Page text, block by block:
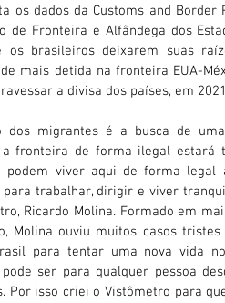
os dados da Customs and
de Fronteira e Alfândega dos
os brasileiros deixarem suas
mais detida na fronteira EUA-
a divisa dos países, em
dos migrantes é a busca de
a fronteira de forma ilegal estará
podem viver aqui de forma
para trabalhar, dirigir e viver
Ricardo Molina. Formado em
Molina ouviu muitos casos
para tentar uma nova vida
ser para qualquer pessoa
Por isso criei o Vistômetro para